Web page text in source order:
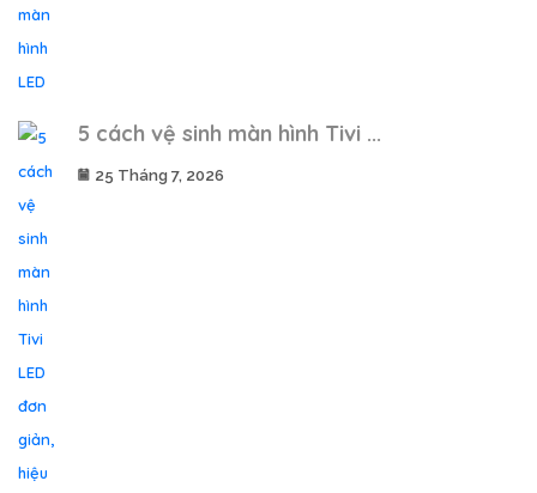
5 cách vệ sinh màn hình Tivi ...
25 Tháng 7, 2026